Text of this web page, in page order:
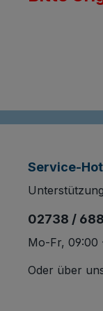
Service-
02738 /
Mo-Fr, 09:00
Oder über